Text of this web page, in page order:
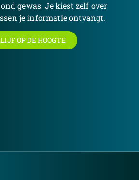
gewas. Je kiest zelf over
je informatie ontvangt.
OP DE HOOGTE